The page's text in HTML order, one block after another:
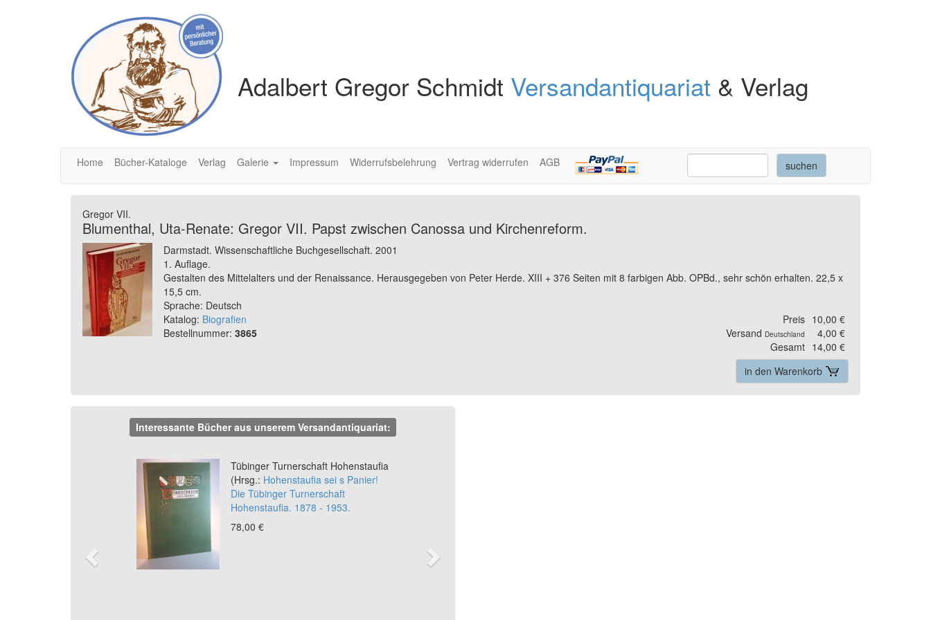
Adalbert Gregor Schmidt Versandantiquariat & Verlag
Home Bücher-Kataloge Verlag Galerie Impressum Widerrufsbelehrung Vertrag widerrufen AGB
Gregor VII.
Blumenthal, Uta-Renate: Gregor VII. Papst zwischen Canossa und Kirchenreform.
Darmstadt. Wissenschaftliche Buchgesellschaft. 2001
1. Auflage.
Gestalten des Mittelalters und der Renaissance. Herausgegeben von Peter Herde. XIII + 376 Seiten mit 8 farbigen Abb. OPBd., sehr schön erhalten. 22,5 x
15,5 cm.
Sprache: Deutsch
Katalog: Biografien
Bestellnummer: 3865
Preis 10,00 €
Versand Deutschland
4,00 €
Gesamt 14,00 €
in den Warenkorb
Interessante Bücher aus unserem Versandantiquariat:
Tübinger Turnerschaft Hohenstaufia
(Hrsg.: Hohenstaufia sei s Panier!
Die Tübinger Turnerschaft
Hohenstaufia. 1878 - 1953.
78,00 €
Previous